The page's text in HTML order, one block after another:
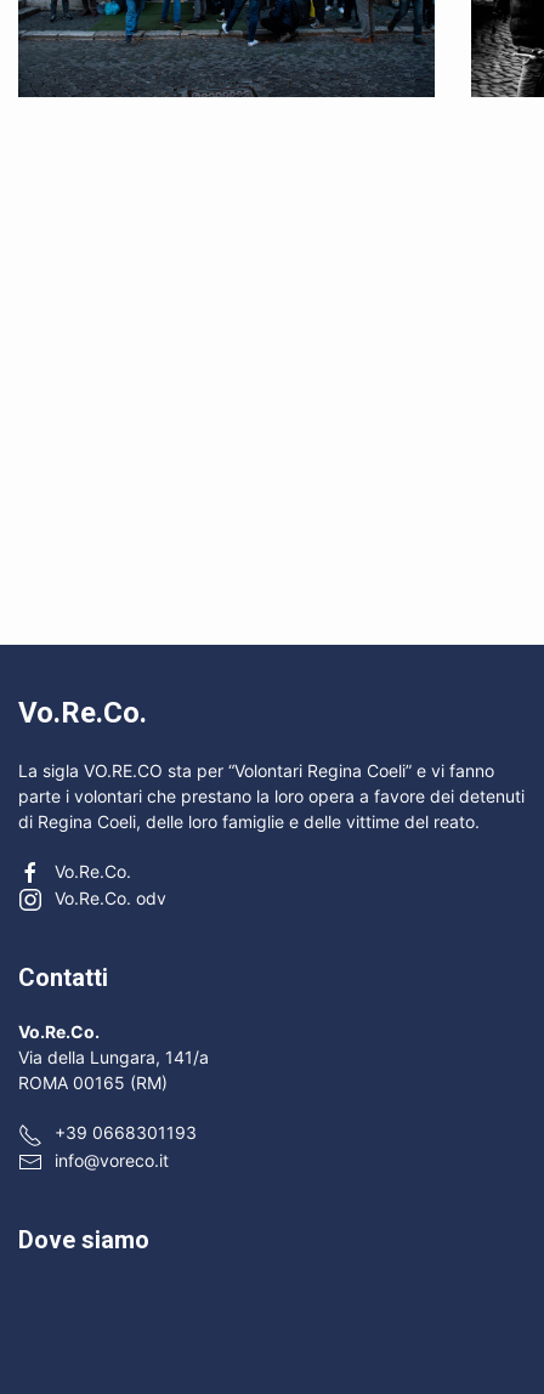
Vo.Re.Co.
La sigla VO.RE.CO sta per “Volontari Regina Coeli” e vi fanno
parte i volontari che prestano la loro opera a favore dei detenuti
di Regina Coeli, delle loro famiglie e delle vittime del reato.
Vo.Re.Co.
Vo.Re.Co. odv
Contatti
Vo.Re.Co.
Via della Lungara, 141/a
ROMA 00165 (RM)
+39 0668301193
info@voreco.it
Dove siamo